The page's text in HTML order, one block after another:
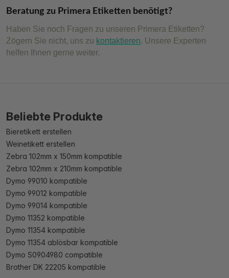
Beratung zu Primera Etiketten benötigt?
Haben Sie noch Fragen zu unseren Primera Etiketten?
Zögern Sie nicht, uns zu kontaktieren. Unsere Experten
helfen Ihnen gerne weiter.
Beliebte Produkte
Bieretikett erstellen
Weinetikett erstellen
Zebra 102mm x 150mm kompatible
Zebra 102mm x 210mm kompatible
Dymo 99010 kompatible
Dymo 99012 kompatible
Dymo 99014 kompatible
Dymo 11352 kompatible
Dymo 11354 kompatible
Dymo 11354 ablösbar kompatible
Dymo S0904980 compatible
Brother DK 22205 kompatible